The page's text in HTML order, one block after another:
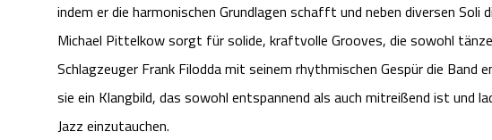
indem er die harmonischen Grundlagen schafft und neben diversen
Michael Pittelkow sorgt für solide, kraftvolle Grooves, die sowohl
Schlagzeuger Frank Filodda mit seinem rhythmischen Gespür die
sie ein Klangbild, das sowohl entspannend als auch mitreißend ist und
Jazz einzutauchen.